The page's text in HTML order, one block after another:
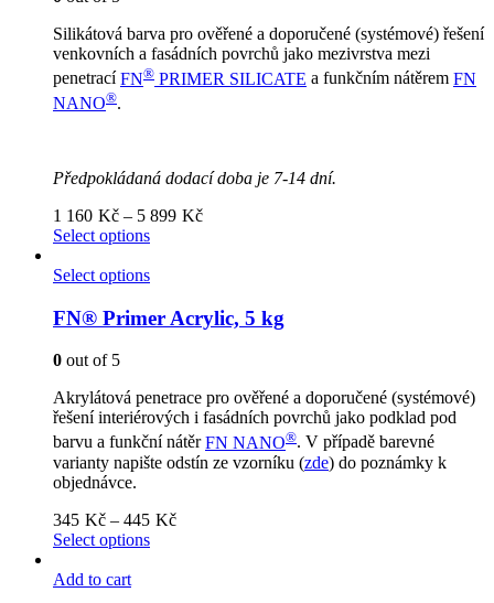
Silikátová barva pro ověřené a doporučené (systémové) řešení
venkovních a fasádních povrchů jako mezivrstva mezi
penetrací FN® PRIMER SILICATE a funkčním nátěrem FN
NANO®.
Předpokládaná dodací doba je 7-14 dní.
1 160 Kč – 5 899 KčPrice
5
899Kč
Select options
Select options
FN® Primer Acrylic, 5 kg
0 out of 5
Akrylátová penetrace pro ověřené a doporučené (systémové)
řešení interiérových i fasádních povrchů jako podklad pod
barvu a funkční nátěrFN NANO®. V případě barevné
varianty napište odstín ze vzorníku (zde) do poznámky k
objednávce.
345 Kč – 445 KčPrice
Select options
Add to cart